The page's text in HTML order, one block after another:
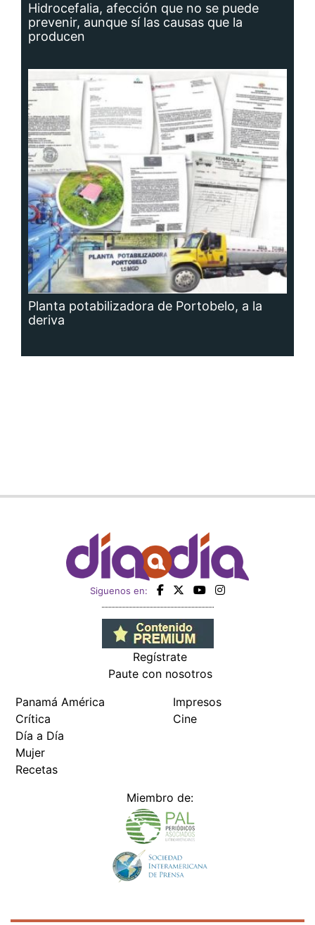
Hidrocefalia, afección que no se puede
prevenir, aunque sí las causas que la
producen
Planta potabilizadora de Portobelo, a la
deriva
Siguenos en:
Regístrate
Paute con nosotros
Panamá América
Crítica
Día a Día
Mujer
Recetas
Impresos
Cine
Miembro de: